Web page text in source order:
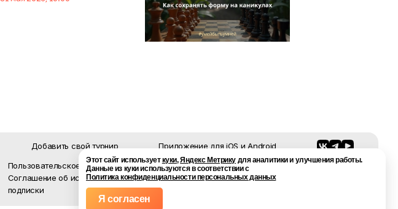
Этот сайт используеткуки,Яндекс Метрикудля аналитики и улучшения работы.
Данные из куки используются в соответствии с
Политика конфиденциальности персональных данных
Я согласен
Добавить свой турнир Приложение для iOS иAndroid
Пользовательское соглашение
Соглашение об использовании платной
подписки
111033, Москва, ул. Золоторожский Вал, 34 с
6, к. 2Г